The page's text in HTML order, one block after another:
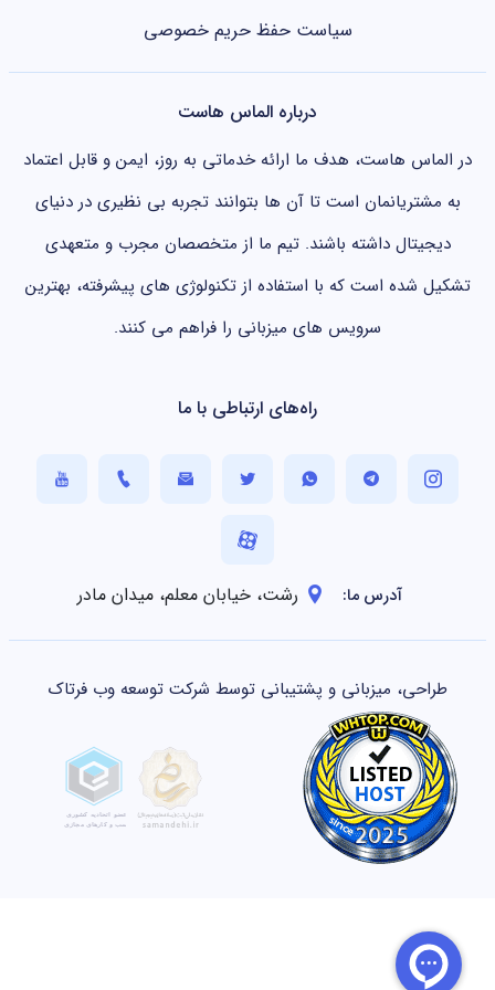
شبکه ای از سرورها، عملکردی سریع تر، پایدارتر و امن تر نسبت به
کاربردهای هاست ابری
به دلیل انعطاف پذیری و قابلیت مقیاس پذیری بالا، هاست ابری
برای طیف گسترده ای از پروژه ها مناسب است. برخی از مهم ترین
کاربردهای آن عبارتند از:
دیجی کالا یا آمازون که در بازه های خاص فروش، ترافیک
افت کیفیت، بار زیاد را تحمل کند. هاست ابری دقیقاً برای
یا قطعی سایت جلوگیری می کند.
اپلیکیشن ها و سرویس های آنلاین:
برنامه های تحت وب
و سرویس هایی که به پردازش لحظه ای داده نیاز دارند، با
استفاده از هاست ابری سرعت و پایداری بیشتری خواهند
استارتاپ ها:
استفاده از هاست ابری اختصاصی می توانند به راحتی
سیاست حفظ حریم خصوصی
درباره الماس هاست
در الماس هاست، هدف ما ارائه خدماتی به روز، ایمن و قابل اعتماد
به مشتریانمان است تا آن ها بتوانند تجربه بی نظیری در دنیای
دیجیتال داشته باشند. تیم ما از متخصصان مجرب و متعهدی
تشکیل شده است که با استفاده از تکنولوژی های پیشرفته، بهترین
سرویس های میزبانی را فراهم می کنند.
راه‌های ارتباطی با ما
آدرس ما: رشت، خیابان معلم، میدان مادر
طراحی، میزبانی و پشتیبانی توسط شرکت توسعه وب فرتاک